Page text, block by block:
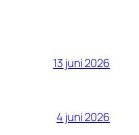
13 juni 2026
4 juni 2026